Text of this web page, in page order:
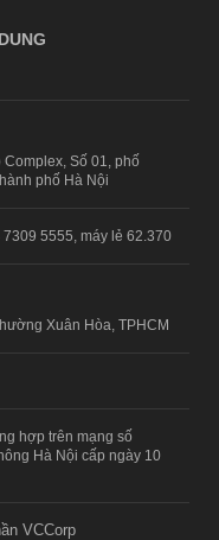
Số 01, phố
phố Hà Nội
7309 5555, máy lẻ 62.370
Xuân Hòa, TPHCM
hợp trên mạng số
Hà Nội cấp ngày 10
VCCorp